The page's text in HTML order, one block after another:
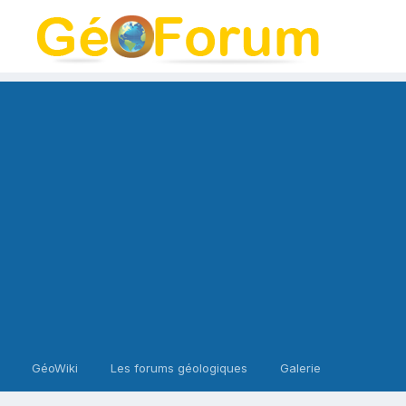
GéoWiki Les forums géologiques Galerie